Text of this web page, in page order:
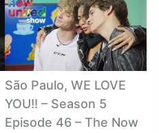
São Paulo, WE LOVE
YOU!! – Season 5
Episode 46 – The Now